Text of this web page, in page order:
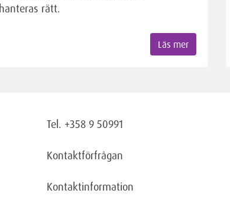
hanteras rätt.
Läs mer
Tel. +358 9 50991
Kontaktförfrågan
Kontaktinformation